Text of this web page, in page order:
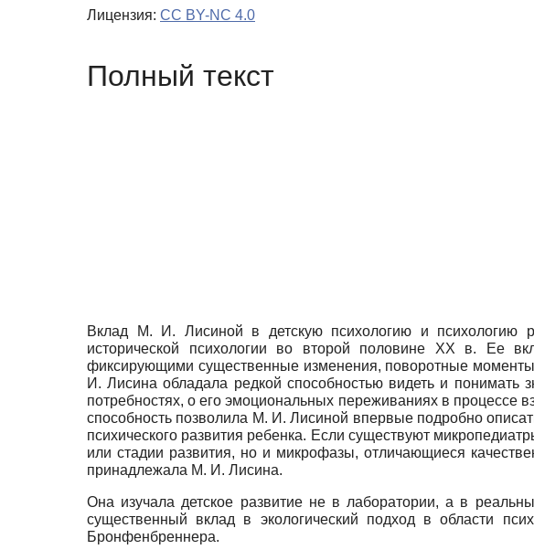
Лицензия: CC BY-NC 4.0
Полный текст
Вклад М. И. Лисиной в детскую психологию и психологию
исторической психологии во второй половине ХХ в. Ее
фиксирующими существенные изменения, поворотные моменты
И. Лисина обладала редкой способностью видеть и понимать
потребностях, о его эмоциональных переживаниях в
способность позволила М. И. Лисиной впервые подробно
психического развития ребенка. Если существуют
или стадии развития, но и микрофазы, отличающиеся
принадлежала М. И. Лисина.
Она изучала детское развитие не в лаборатории, а в
существенный вклад в экологический подход в области
Бронфенбреннера.